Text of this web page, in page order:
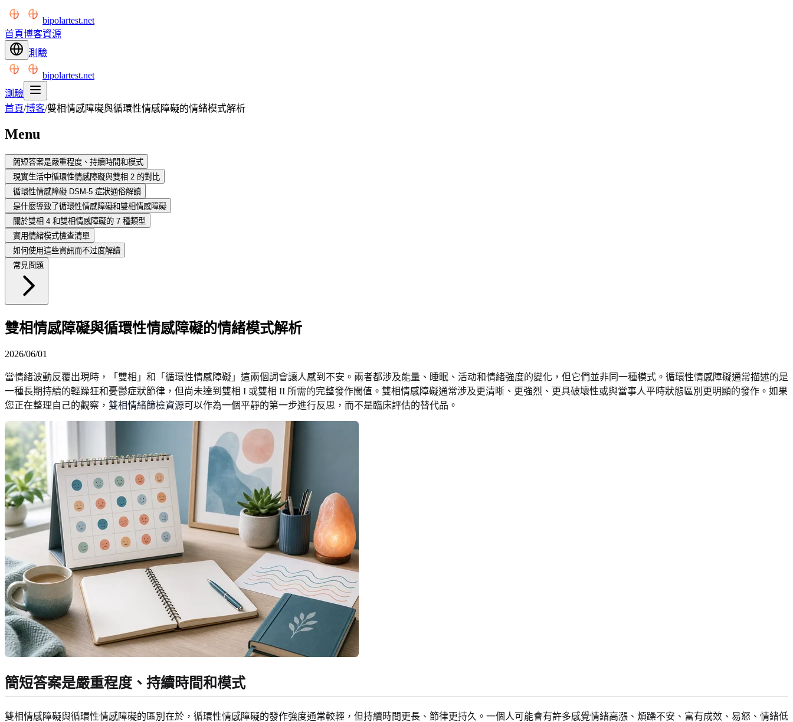
bipolartest.net
首頁博客資源
測驗
bipolartest.net
測驗
首頁/博客/雙相情感障礙與循環性情感障礙的情緒模式解析
Menu
簡短答案是嚴重程度、持續時間和模式
現實生活中循環性情感障礙與雙相 2 的對比
循環性情感障礙 DSM-5 症狀通俗解讀
是什麼導致了循環性情感障礙和雙相情感障礙
關於雙相 4 和雙相情感障礙的 7 種類型
實用情緒模式檢查清單
如何使用這些資訊而不过度解讀
常見問題
雙相情感障礙與循環性情感障礙的情緒模式解析
2026/06/01
當情緒波動反覆出現時，「雙相」和「循環性情感障礙」這兩個詞會讓人感到不安。兩者都涉及能量、睡眠、活动和情緒強度的變化，但它們並非同一種模式。循環性情感障礙通常描述的是
一種長期持續的輕躁狂和憂鬱症狀節律，但尚未達到雙相 I 或雙相 II 所需的完整發作閾值。雙相情感障礙通常涉及更清晰、更強烈、更具破壞性或與當事人平時狀態區別更明顯的發作。如果
您正在整理自己的觀察， 雙相情緒篩檢資源可以作為一個平靜的第一步進行反思，而不是臨床評估的替代品。
簡短答案是嚴重程度、持續時間和模式
雙相情感障礙與循環性情感障礙的區別在於，循環性情感障礙的發作強度通常較輕，但持續時間更長、節律更持久。一個人可能會有許多感覺情緒高漲、煩躁不安、富有成效、易怒、情緒低